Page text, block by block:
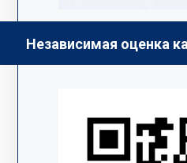
Независимая оценка